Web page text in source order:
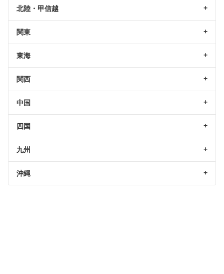
北陸・甲信越
関東
東海
関西
中国
四国
九州
沖縄